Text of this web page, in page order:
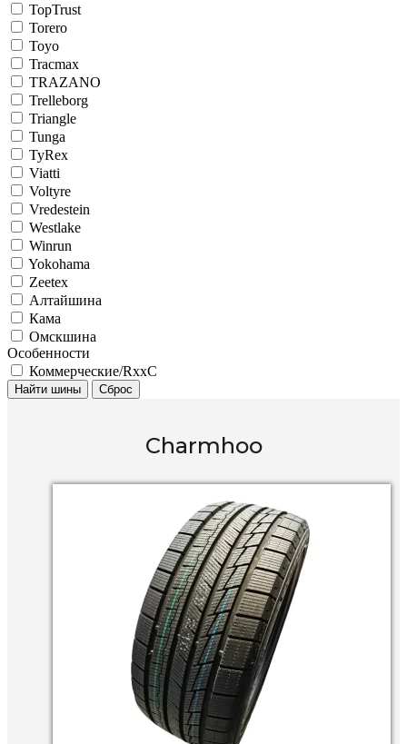
TopTrust
Torero
Toyo
Tracmax
TRAZANO
Trelleborg
Triangle
Tunga
TyRex
Viatti
Voltyre
Vredestein
Westlake
Winrun
Yokohama
Zeetex
Алтайшина
Кама
Омскшина
Особенности
Коммерческие/RxxC
Найти шины Сброс
Charmhoo